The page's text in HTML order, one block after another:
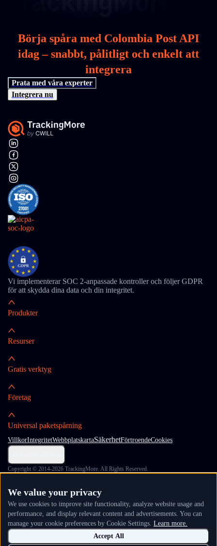
Börja spåra med Colombia Post API
idag – snabbt, pålitligt och enkelt att
integrera
Prata med våra experter
Integrera nu
Vi implementerar SOC 2-anpassade kontroller och följer GDPR
för att skydda dina data och din integritet.
Produkter
Resurser
Gratis verktyg
Företag
Universal paketspårning
VillkorIntegritetWebbplatskartaSäkerhetFörtroendeCookies
Copyright © 2014-2026 TrackingMore. All Rights Reserved.
We value your privacy
We use cookies to improve site functionality, analyze website usage and
performance, and display relevant content and advertisements. You can
manage your cookie preferences by Cookie Settings. Learn more.
Accept All